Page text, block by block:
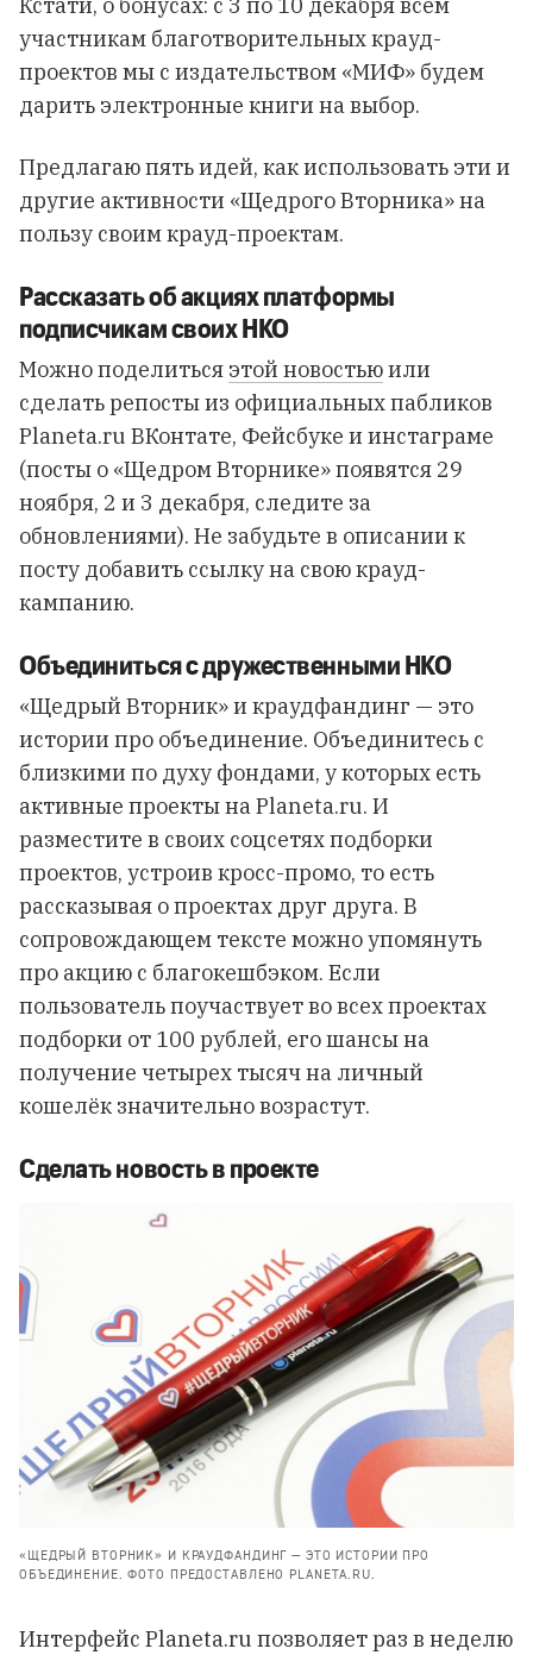
участникам благотворительных крауд-
проектов мы с издательством «МИФ» будем
дарить электронные книги на выбор.
Предлагаю пять идей, как использовать эти и
другие активности «Щедрого Вторника» на
пользу своим крауд-проектам.
Рассказать об акциях платформы
подписчикам своих НКО
Можно поделиться этой новостьюили
сделать репосты из официальных пабликов
Planeta.ru ВКонтате, Фейсбуке и инстаграме
(посты о «Щедром Вторнике» появятся 29
ноября, 2 и 3 декабря, следите за
обновлениями). Не забудьте в описании к
посту добавить ссылку на свою крауд-
кампанию.
Объединиться с дружественными НКО
«Щедрый Вторник» и краудфандинг — это
истории про объединение. Объединитесь с
близкими по духу фондами, у которых есть
активные проекты на Planeta.ru. И
разместите в своих соцсетях подборки
проектов, устроив кросс-промо, то есть
рассказывая о проектах друг друга. В
сопровождающем тексте можно упомянуть
про акцию с благокешбэком. Если
пользователь поучаствует во всех проектах
подборки от 100 рублей, его шансы на
получение четырех тысяч на личный
кошелёк значительно возрастут.
Сделать новость в проекте
«ЩЕДРЫЙ ВТОРНИК» И КРАУДФАНДИНГ — ЭТО ИСТОРИИ ПРО
ОБЪЕДИНЕНИЕ. ФОТО ПРЕДОСТАВЛЕНО PLANETA.RU.
Интерфейс Planeta.ru позволяет раз в неделю